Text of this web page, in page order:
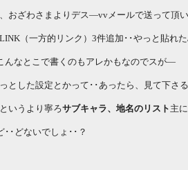
おざわさまよりデス―vvメールで送って頂
（一方的リンク）3件追加･･やっと貼れ
んなとこで書くのもアレかもなのでスが―
とした設定とかって･･あったら、見て下さ
いうより寧ろサブキャラ、地名のリスト 主
･･どないでしょ･･？